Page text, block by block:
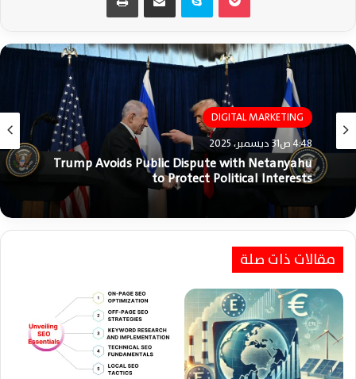
DIGITAL MARKETING
4:48 ص31 ديسمبر، 2025
Trump Avoids Public Dispute with Netanyahu
to Protect Political Interests
DIGITAL MARKETING
12:47 ص30 ديسمبر، 2025
Trump Discusses International Force in Gaza
with Netanyahu, Hints at Striking Iran
مقالات ذات صلة